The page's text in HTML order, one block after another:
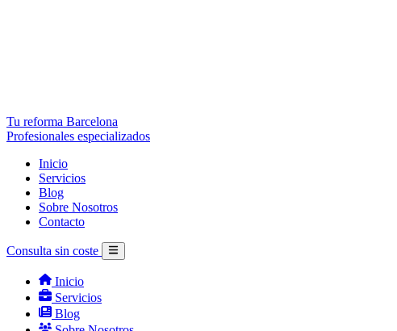
Tu reforma Barcelona
Profesionales especializados
Inicio
Servicios
Blog
Sobre Nosotros
Contacto
Consulta sin coste
Inicio
Servicios
Blog